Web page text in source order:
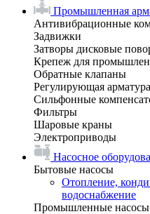
Промышленная
Антивибрационные
Задвижки
Затворы дисковые
Крепеж для
Обратные клапаны
Регулирующая арматура
Сильфонные
Фильтры
Шаровые краны
Электроприводы
Насосное
Бытовые насосы
Отопление,
водоснабжение
Промышленные насосы